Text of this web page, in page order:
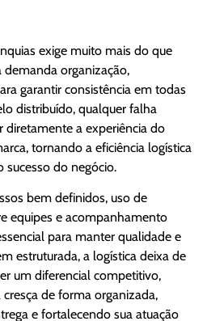
exige muito mais do que
demanda organização,
garantir consistência em todas
distribuído, qualquer falha
a experiência do
tornando a eficiência logística
sucesso do negócio.
bem definidos, uso de
equipes e acompanhamento
para manter qualidade e
estruturada, a logística deixa de
um diferencial competitivo,
de forma organizada,
e fortalecendo sua atuação